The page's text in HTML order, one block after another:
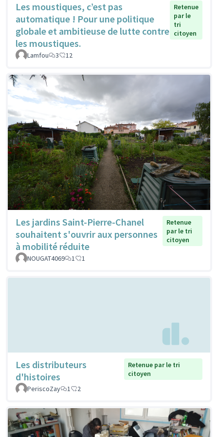
Les moustiques, c’est pas
automatique ! Pour une politique
globale et ambitieuse de lutte contre
les moustiques.
Retenue
par le
tri
citoyen
Lamfou 3 12
Les jardins Saint-Pierre-Chanel
souhaitent s'ouvrir aux personnes
à mobilité réduite
Retenue
par le tri
citoyen
NOUGAT4069 1 1
Les distributeurs
d'histoires
Retenue par le tri
citoyen
PeriscoZay
1 2